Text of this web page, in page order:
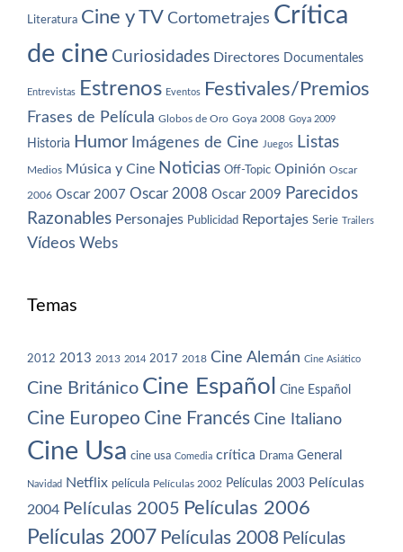
Literatura Cine y TV Cortometrajes Crítica
de cine Curiosidades Directores Documentales
Entrevistas Estrenos Eventos Festivales/Premios
Frases de Película Globos de Oro Goya 2008 Goya 2009
Historia Humor Imágenes de Cine Juegos Listas
Medios Música y Cine Noticias Off-Topic Opinión Oscar
2006 Oscar 2007 Oscar 2008 Oscar 2009 Parecidos
Razonables Personajes Publicidad Reportajes Serie Trailers
Vídeos Webs
Temas
2012 2013 2013 2014 2017 2018 Cine Alemán Cine Asiático
Cine Británico Cine Español Cine Español
Cine Europeo Cine Francés Cine Italiano
Cine Usa cine usa Comedia crítica Drama General
Navidad Netflix película Películas 2002 Películas 2003 Películas
2004 Películas 2005 Películas 2006
Películas 2007 Películas 2008 Películas